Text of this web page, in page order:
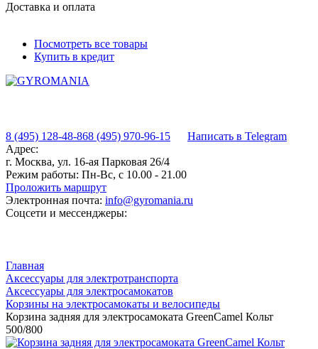
Доставка и оплата
Посмотреть все товары
Купить в кредит
8 (495) 128-48-868 (495) 970-96-15
Написать в Telegram
Адрес:
г. Москва, ул. 16-ая Парковая 26/4
Режим работы: Пн-Вс, с 10.00 - 21.00
Проложить маршрут
Электронная почта: info@gyromania.ru
Соцсети и мессенджеры:
Главная
Аксессуары для электротранспорта
Аксессуары для электросамокатов
Корзины на электросамокаты и велосипеды
Корзина задняя для электросамоката GreenCamel Кольт
500/800